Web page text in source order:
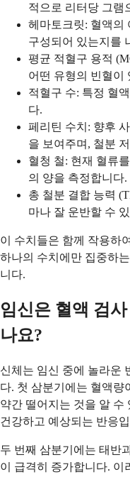
적으로 리터당 그램
헤마토크릿: 혈액의
구성되어 있는지를
평균 적혈구 용적
어떤 유형의 빈혈이
적혈구 수: 특정 혈
다.
페리틴 수치: 향후
을 보여주며, 철분
혈청 철: 현재 혈류
의 양을 측정합니다.
총 철분 결합 능력
마나 잘 운반할 수
이 수치들은 함께 작용하
하나의 수치에만 집중하
니다.
임신은 혈액 검
나요?
신체는 임신 중에 놀라운
다. 첫 삼분기에는 혈액량
약간 떨어지는 것을 알 수
건강하고 예상되는 반응
두 번째 삼분기에는 태반
이 급격히 증가합니다. 이